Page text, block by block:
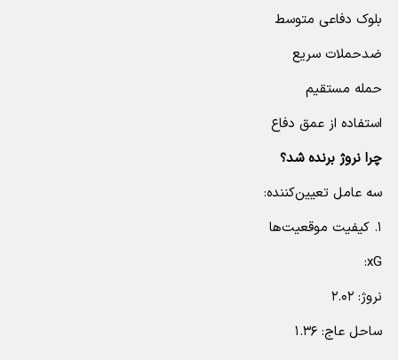
بلوک دفاعی متوسط
ضدحملات سریع
حمله مستقیم
استفاده از عمق دفاع
چرا نروژ برنده شد؟
سه عامل تعیین‌کننده:
۱. کیفیت موقعیت‌ها
xG:
نروژ: ۲.۰۲
ساحل عاج: ۱.۳۶